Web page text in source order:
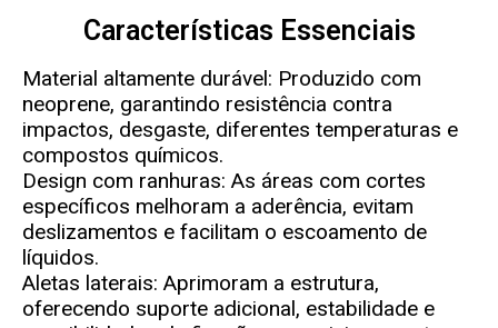
Características Essenciais
Material altamente durável: Produzido com
neoprene, garantindo resistência contra
impactos, desgaste, diferentes temperaturas e
compostos químicos.
Design com ranhuras: As áreas com cortes
específicos melhoram a aderência, evitam
deslizamentos e facilitam o escoamento de
líquidos.
Aletas laterais: Aprimoram a estrutura,
oferecendo suporte adicional, estabilidade e